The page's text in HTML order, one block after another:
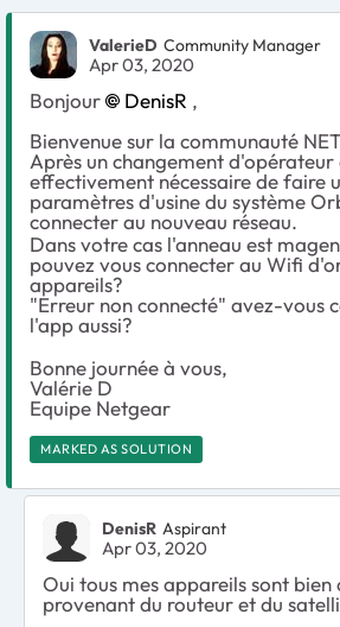
ValerieD Community Manager
Apr 03, 2020
Bonjour DenisR ,
Bienvenue sur la communauté
Après un changement
effectivement nécessaire de faire
paramètres d'usine du système
connecter au nouveau réseau.
Dans votre cas l'anneau est
pouvez vous connecter au Wifi
appareils?
"Erreur non connecté" avez-vous
l'app aussi?
Bonne journée à vous,
Valérie D
Equipe Netgear
MARKED AS SOLUTION
DenisR Aspirant
Apr 03, 2020
Oui tous mes appareils sont bien
provenant du routeur et du